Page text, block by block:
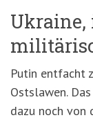
Ukraine,
Putin entfacht
Ostslawen.
dazu noch von